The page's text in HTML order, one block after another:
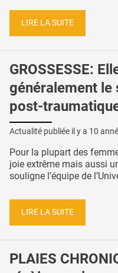
LIRE LA SUITE
GROSSESSE:
généralement le
post-
Actualité publiée il y a 10
Pour la plupart des
joie extrême mais aussi
souligne l’équipe de
LIRE LA SUITE
PLAIES